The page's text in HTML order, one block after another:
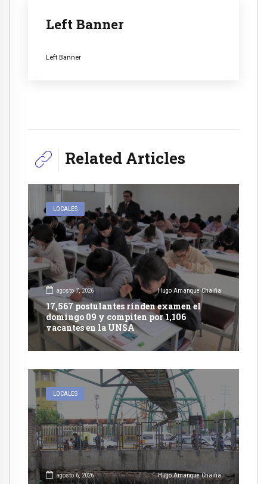
Left Banner
Left Banner
Related Articles
LOCALES
agosto 7, 2026 Hugo Amanque Chaiña
17,567 postulantes rinden examen el
domingo 09 y compiten por 1,106
vacantes en la UNSA
LOCALES
agosto 6, 2026 Hugo Amanque Chaiña